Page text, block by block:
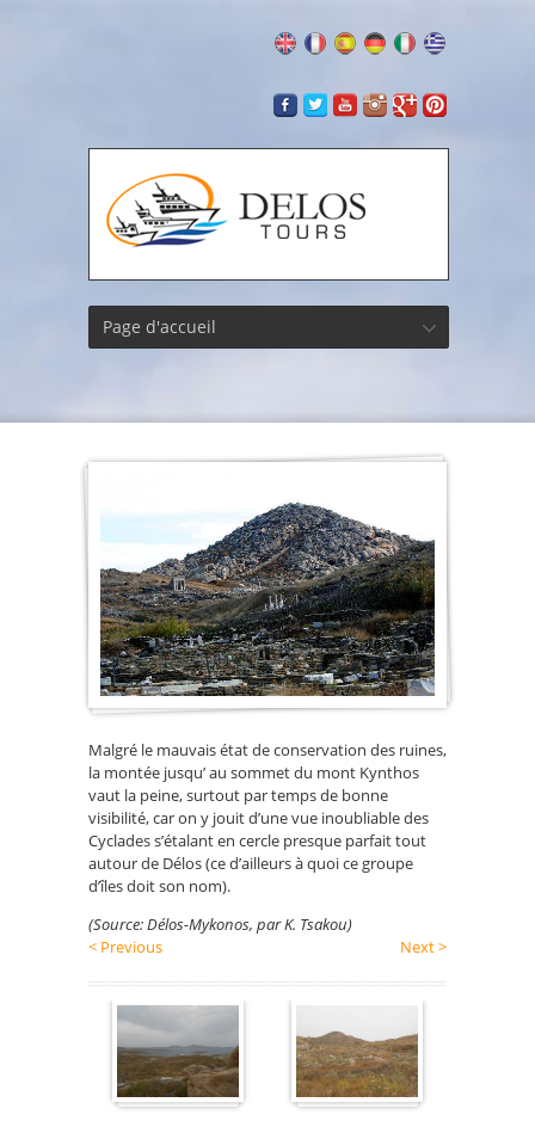
Page d'accueil
Malgré le mauvais état de conservation des ruines,
la montée jusqu’ au sommet du mont Kynthos
vaut la peine, surtout par temps de bonne
visibilité, car on y jouit d’une vue inoubliable des
Cyclades s’étalant en cercle presque parfait tout
autour de Délos (ce d’ailleurs à quoi ce groupe
d’îles doit son nom).
(Source: Délos-Mykonos, par K. Tsakou)
< Previous
Next >